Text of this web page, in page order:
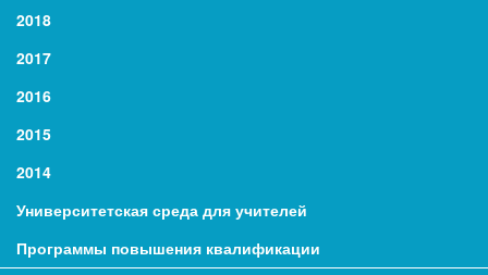
2018
2017
2016
2015
2014
Университетская среда для учителей
Программы повышения квалификации